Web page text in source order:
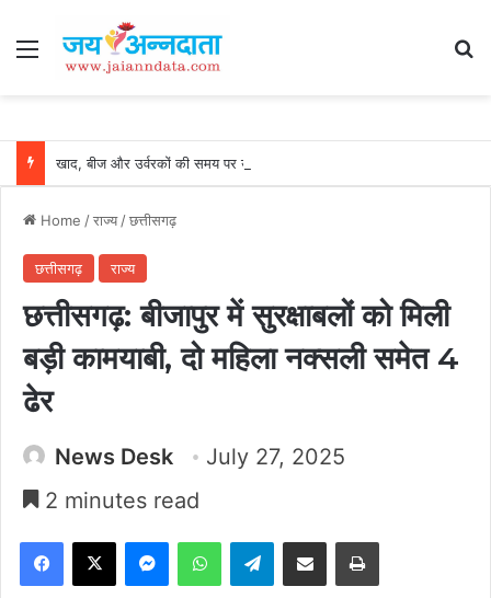
Menu
Home /राज्य/छत्तीसगढ़
छत्तीसगढ़ राज्य
छत्तीसगढ़: बीजापुर में सुरक्षाबलों को मिली
बड़ी कामयाबी, दो महिला नक्सली समेत 4
ढेर
News Desk
July 27, 2025
2 minutes read
Facebook
X MessengerWhatsAppTelegramShare via Email Print